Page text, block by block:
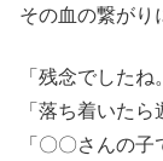
その血の繋がり
「残念でした
「落ち着いた
「〇〇さんの